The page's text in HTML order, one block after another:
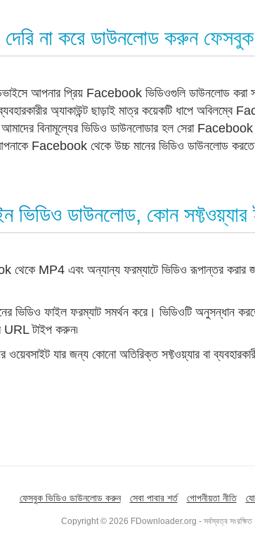
দেরি না করে ডাউনলোড করুন
আপনার প্রিয় Facebook ভিডিওগুলি ডাউনলোড
অ্যাকাউন্ট ছাড়াই মাত্র কয়েকটি ধাপে
বিনামূল্যের ভিডিও ডাউনলোডার হল সেরা
Facebook থেকে উচ্চ মানের ভিডিও ডাউনলোড
ভিডিও ডাউনলোড, কোন সফ্টওয়্যার
MP4 এবং অন্যান্য ফরম্যাটে ভিডিও রূপান্তর করার
ভিডিও ফাইল ফরম্যাট সমর্থন করে। ভিডিওটি অনুসন্ধান
URL টাইপ করুন৷
যার জন্য কোনো অতিরিক্ত সফ্টওয়্যার বা
ফেসবুক ভিডিও ডাউনলোড করুন সেবা পাবার শর্ত গোপনীয়তা নীতি
Copyright © 2026 FDownloader.org - সর্বস্বত্ব সংরক্ষিত